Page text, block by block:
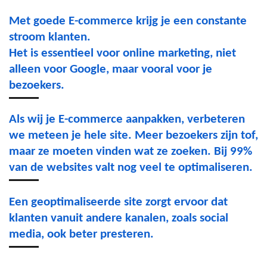
Met goede E-commerce krijg je een constante
stroom klanten.
Het is essentieel voor online marketing, niet
alleen voor Google, maar vooral voor je
bezoekers.
Als wij je E-commerce aanpakken, verbeteren
we meteen je hele site. Meer bezoekers zijn tof,
maar ze moeten vinden wat ze zoeken. Bij 99%
van de websites valt nog veel te optimaliseren.
Een geoptimaliseerde site zorgt ervoor dat
klanten vanuit andere kanalen, zoals social
media, ook beter presteren.